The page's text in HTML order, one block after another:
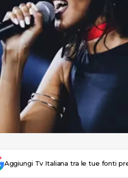
Aggiungi Tv Italiana tra le tue fonti